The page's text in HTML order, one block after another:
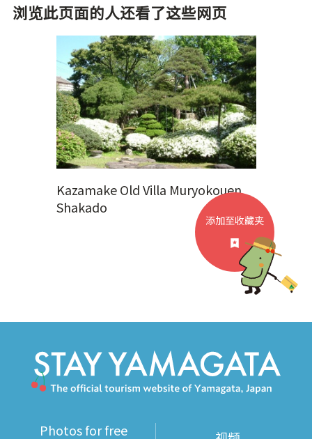
浏览此页面的人还看了这些网页
Kazamake Old Villa Muryokouen
Shakado
添加至收藏夹
Photos for free